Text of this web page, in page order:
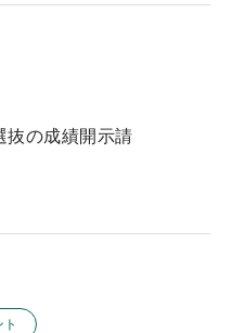
ゴリー
抜の成績開示請
ゴリー